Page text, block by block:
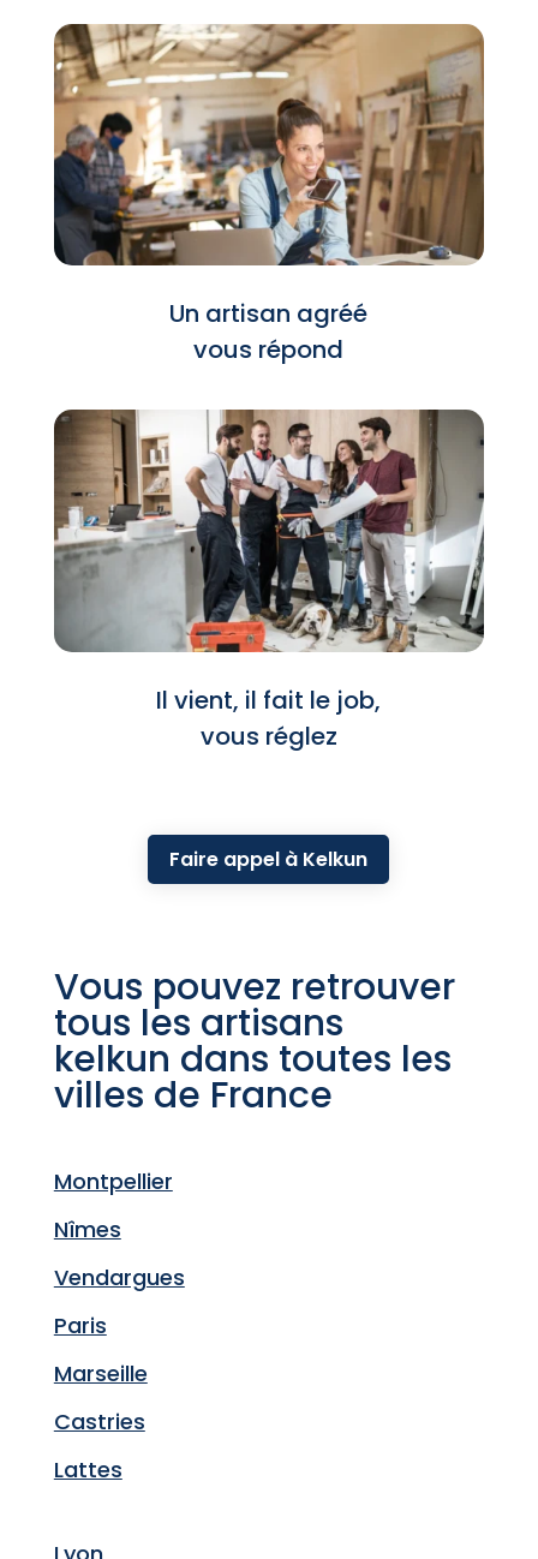
Un artisan agréé
vous répond
Il vient, il fait le job,
vous réglez
Faire appel à Kelkun
Vous pouvez retrouver
tous les artisans
kelkun dans toutes les
villes de France
Montpellier
Nîmes
Vendargues
Paris
Marseille
Castries
Lattes